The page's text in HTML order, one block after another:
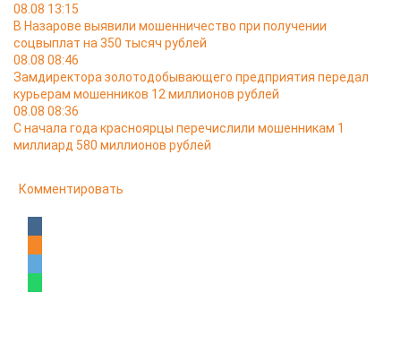
08.08 13:15
В Назарове выявили мошенничество при получении
соцвыплат на 350 тысяч рублей
08.08 08:46
Замдиректора золотодобывающего предприятия передал
курьерам мошенников 12 миллионов рублей
08.08 08:36
С начала года красноярцы перечислили мошенникам 1
миллиард 580 миллионов рублей
Комментировать